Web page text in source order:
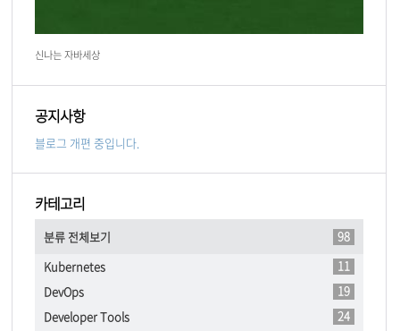
신나는 자바세상
공지사항
블로그 개편 중입니다.
카테고리
분류 전체보기
98
Kubernetes
11
DevOps
19
Developer Tools
24